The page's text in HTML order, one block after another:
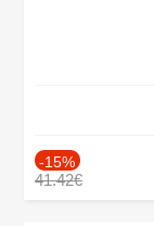
-15%
41.42€